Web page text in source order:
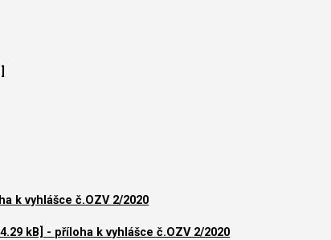
k vyhlášce č.OZV 2/2020
kB] - příloha k vyhlášce č.OZV 2/2020